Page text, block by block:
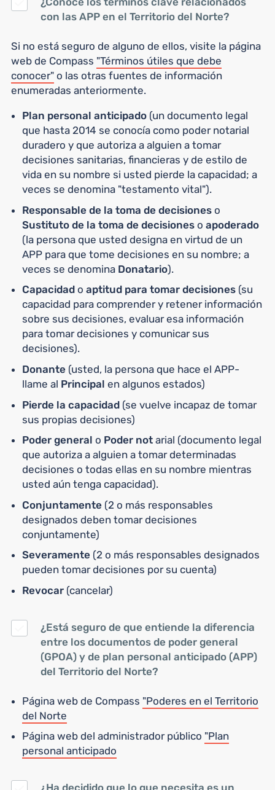
con las APP en el Territorio del Norte?
Si no está seguro de alguno de ellos, visite la página
web de Compass "Términos útiles que debe
conocer" o las otras fuentes de información
enumeradas anteriormente.
Plan personal anticipado (un documento legal
que hasta 2014 se conocía como poder notarial
duradero y que autoriza a alguien a tomar
decisiones sanitarias, financieras y de estilo de
vida en su nombre si usted pierde la capacidad; a
veces se denomina "testamento vital").
Responsable de la toma de decisiones o
Sustituto de la toma de decisiones o apoderado
(la persona que usted designa en virtud de un
APP para que tome decisiones en su nombre; a
veces se denomina Donatario).
Capacidad o aptitud para tomar decisiones (su
capacidad para comprender y retener información
sobre sus decisiones, evaluar esa información
para tomar decisiones y comunicar sus
decisiones).
Donante (usted, la persona que hace el APP-
llame al Principal en algunos estados)
Pierde la capacidad (se vuelve incapaz de tomar
sus propias decisiones)
Poder general o Poder not arial (documento legal
que autoriza a alguien a tomar determinadas
decisiones o todas ellas en su nombre mientras
usted aún tenga capacidad).
Conjuntamente (2 o más responsables
designados deben tomar decisiones
conjuntamente)
Severamente (2 o más responsables designados
pueden tomar decisiones por su cuenta)
Revocar (cancelar)
¿Está seguro de que entiende la diferencia
entre los documentos de poder general
(GPOA) y de plan personal anticipado (APP)
del Territorio del Norte?
Página web de Compass "Poderes en el Territorio
del Norte
Página web del administrador público "Plan
personal anticipado